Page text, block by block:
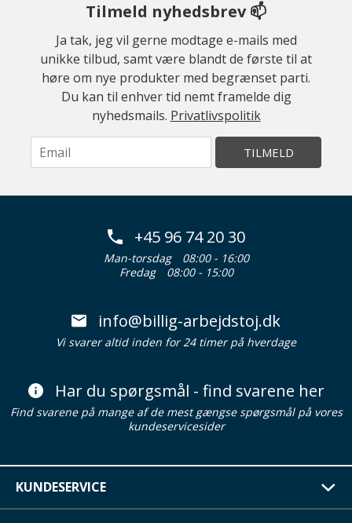
Tilmeld nyhedsbrev 📫
Ja tak, jeg vil gerne modtage e-mails med
unikke tilbud, samt være blandt de første til at
høre om nye produkter med begrænset parti.
Du kan til enhver tid nemt framelde dig
nyhedsmails. Privatlivspolitik
TILMELD
+45 96 74 20 30
Man-torsdag
08:00 - 16:00
Fredag
08:00 - 15:00
info@billig-arbejdstoj.dk
Vi svarer altid inden for 24 timer på hverdage
Har du spørgsmål - find svarene her
Find svarene på mange af de mest gængse spørgsmål på vores
kundeservicesider
KUNDESERVICE